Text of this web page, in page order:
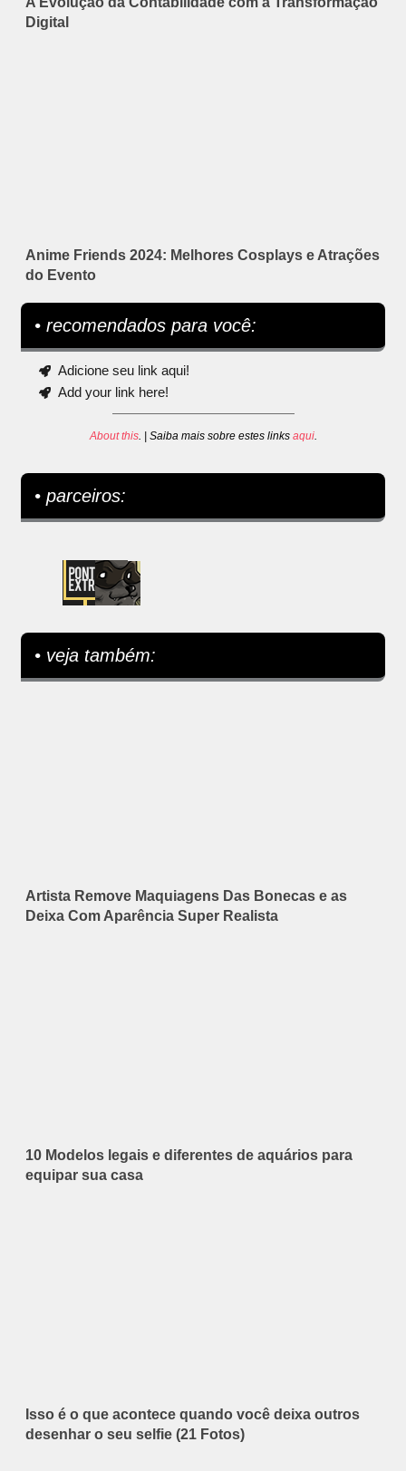
Digital
Anime Friends 2024: Melhores Cosplays e Atrações
do Evento
• recomendados para você:
Adicione seu link aqui!
Add your link here!
About this. | Saiba mais sobre estes links aqui.
• parceiros:
• veja também:
Artista Remove Maquiagens Das Bonecas e as
Deixa Com Aparência Super Realista
10 Modelos legais e diferentes de aquários para
equipar sua casa
Isso é o que acontece quando você deixa outros
desenhar o seu selfie (21 Fotos)